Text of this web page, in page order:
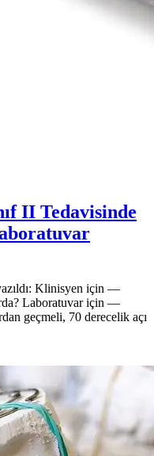
II Tedavisinde
Klinisyen için —
Laboratuvar için —
geçmeli, 70 derecelik açı